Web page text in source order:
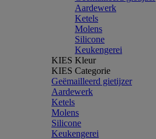
Aardewerk
Ketels
Molens
Silicone
Keukengerei
KIES Kleur
KIES Categorie
Geëmailleerd gietijzer
Aardewerk
Ketels
Molens
Silicone
Keukengerei